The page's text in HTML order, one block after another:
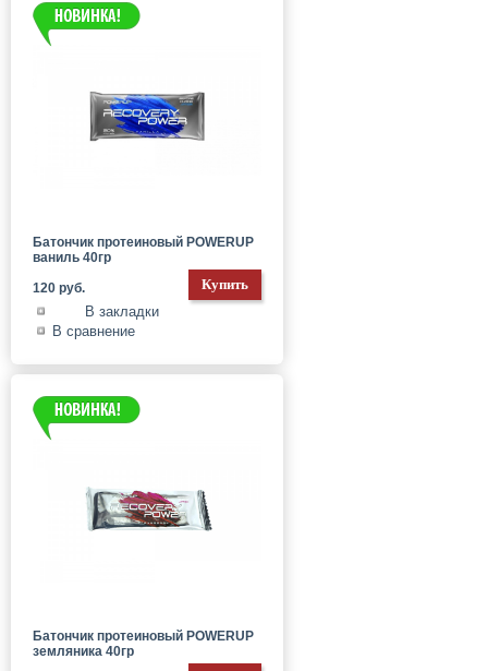
Батончик протеиновый POWERUP
ваниль 40гр
120 руб.
В закладки
В сравнение
Батончик протеиновый POWERUP
земляника 40гр